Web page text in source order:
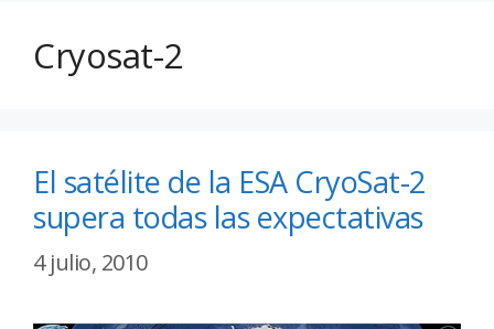
Cryosat-2
El satélite de la ESA CryoSat-2
supera todas las expectativas
4 julio, 2010